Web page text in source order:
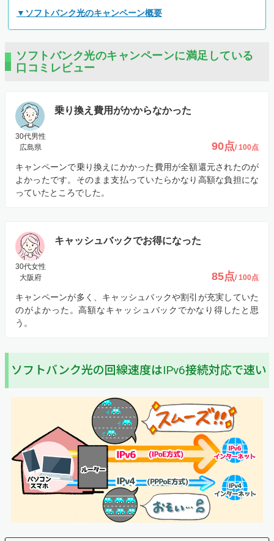
▼ソフトバンク光のキャンペーン概要
ソフトバンク光のキャンペーンに満足している
口コミレビュー
乗り換え費用がかからなかった
30代男性
広島県
90点/ 100点
キャンペーンで乗り換えにかかった費用が全額還元されたのが
よかったです。そのまま支払っていたらかなり高額な負担にな
っていたところでした。
キャッシュバックでお得になった
30代女性
大阪府
85点/ 100点
キャンペーンが多く、キャッシュバックや割引が充実していた
のがよかった。高額なキャッシュバックでかなり得したと思
う。
ソフトバンク光の回線速度はIPv6接続対応で速い